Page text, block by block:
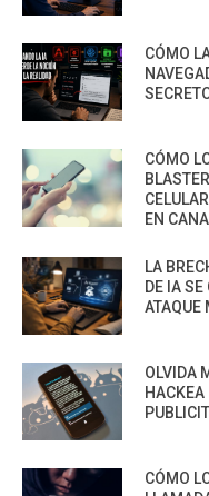
CÓMO
CÓMO
EN
LA
DE IA
ATAQUE
OLVIDA
HACKEA
CÓMO